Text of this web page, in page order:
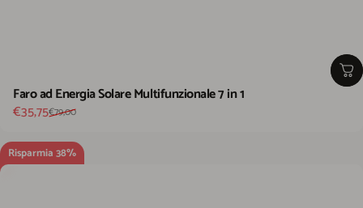
Faro ad Energia Solare Multifunzionale 7 in 1
Prezzo scontato
€35,75
Prezzo di listino
€79,00
Risparmia 38%